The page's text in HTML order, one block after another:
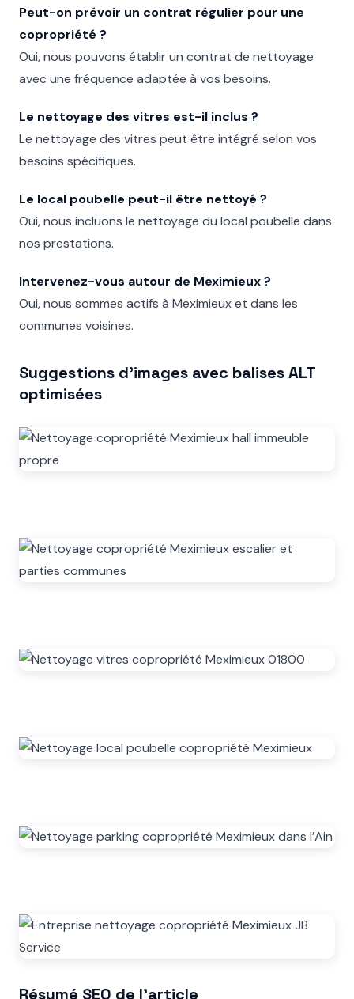
Peut-on prévoir un contrat régulier pour une
copropriété ?
Oui, nous pouvons établir un contrat de nettoyage
avec une fréquence adaptée à vos besoins.
Le nettoyage des vitres est-il inclus ?
Le nettoyage des vitres peut être intégré selon vos
besoins spécifiques.
Le local poubelle peut-il être nettoyé ?
Oui, nous incluons le nettoyage du local poubelle dans
nos prestations.
Intervenez-vous autour de Meximieux ?
Oui, nous sommes actifs à Meximieux et dans les
communes voisines.
Suggestions d’images avec balises ALT
optimisées
Résumé SEO de l’article